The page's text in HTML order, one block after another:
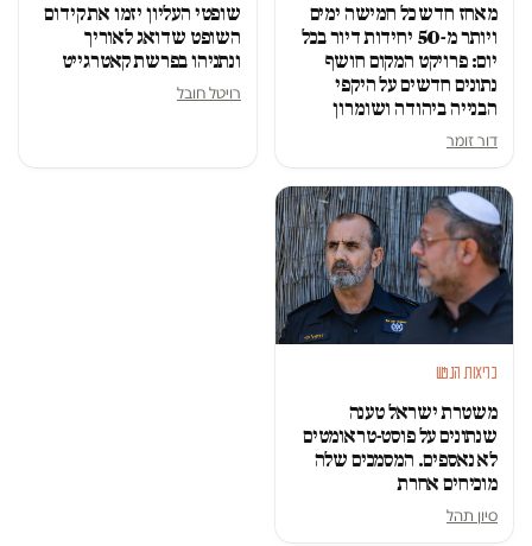
מאחז חדש כל חמישה ימים
ויותר מ-50 יחידות דיור בכל
יום: פרויקט המקום חושף
נתונים חדשים על היקפי
הבנייה ביהודה ושומרון
דור זומר
שופטי העליון יזמו את קידום
השופט שדואג לאוריך
ונתניהו בפרשת קאטרגייט
רויטל חובל
בריאות הנפש
משטרת ישראל טענה
שנתונים על פוסט-טראומטים
לא נאספים. המסמכים שלה
מוכיחים אחרת
סיון תהל